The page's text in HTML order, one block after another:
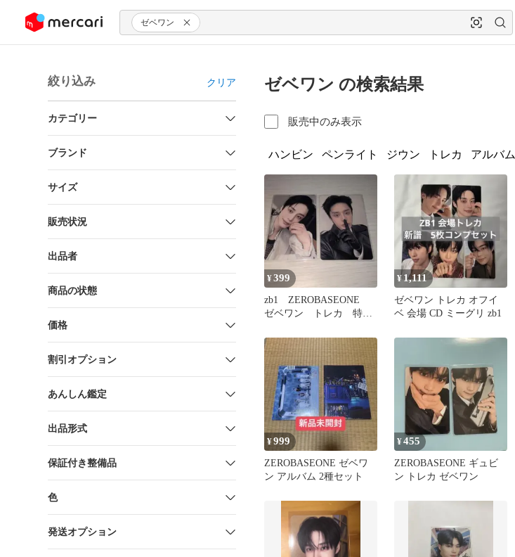
ツにスキップ ゼベワン
絞り込み クリア
カテゴリー
ブランド
サイズ
販売状況
出品者
商品の状態
価格
割引オプション
あんしん鑑定
出品形式
保証付き整備品
色
発送オプション
ゼベワン の検索結果
販売中のみ表示
ハンビン ペンライト ジウン トレカ アルバム
¥399
zb1 ZEROBASEONE
ゼベワン トレカ 特
¥1,111
ゼベワン トレカ オフイ
ベ 会場 CD ミーグリ zb1
¥999
ZEROBASEONE ゼベワ
ン アルバム 2種セット
¥455
ZEROBASEONE ギュビ
ン トレカ ゼベワン